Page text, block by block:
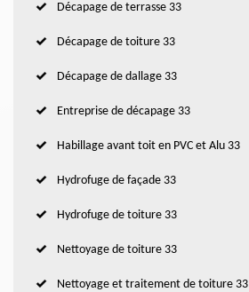
Décapage de terrasse 33
Décapage de toiture 33
Décapage de dallage 33
Entreprise de décapage 33
Habillage avant toit en PVC et Alu 33
Hydrofuge de façade 33
Hydrofuge de toiture 33
Nettoyage de toiture 33
Nettoyage et traitement de toiture 33